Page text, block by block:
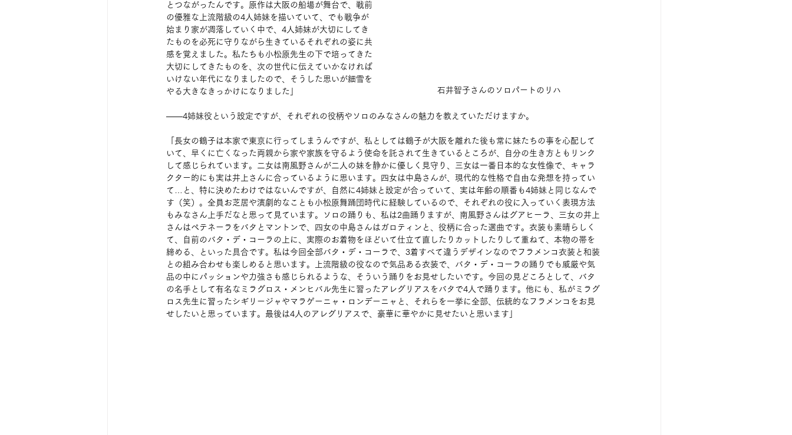
石井智子さんのソロパートのリハ
とつながったんです。原作は大阪の船場が舞台で、戦前
の優雅な上流階級の4人姉妹を描いていて、でも戦争が
始まり家が凋落していく中で、4人姉妹が大切にしてき
たものを必死に守りながら生きているそれぞれの姿に共
感を覚えました。私たちも小松原先生の下で培ってきた
大切にしてきたものを、次の世代に伝えていかなければ
いけない年代になりましたので、そうした思いが細雪を
やる大きなきっかけになりました」
――4姉妹役という設定ですが、それぞれの役柄やソロのみなさんの魅力を教えていただけますか。
「長女の鶴子は本家で東京に行ってしまうんですが、私としては鶴子が大阪を離れた後も常に妹たちの事を心配して
いて、早くに亡くなった両親から家や家族を守るよう使命を託されて生きているところが、自分の生き方ともリンク
して感じられています。二女は南風野さんが二人の妹を静かに優しく見守り、三女は一番日本的な女性像で、キャラ
クター的にも実は井上さんに合っているように思います。四女は中島さんが、現代的な性格で自由な発想を持ってい
て…と、特に決めたわけではないんですが、自然に4姉妹と設定が合っていて、実は年齢の順番も4姉妹と同じなんで
す（笑）。全員お芝居や演劇的なことも小松原舞踊団時代に経験しているので、それぞれの役に入っていく表現方法
もみなさん上手だなと思って見ています。ソロの踊りも、私は2曲踊りますが、南風野さんはグアヒーラ、三女の井上
さんはペテネーラをバタとマントンで、四女の中島さんはガロティンと、役柄に合った選曲です。衣装も素晴らしく
て、自前のバタ・デ・コーラの上に、実際のお着物をほどいて仕立て直したりカットしたりして重ねて、本物の帯を
締める、といった具合です。私は今回全部バタ・デ・コーラで、3着すべて違うデザインなのでフラメンコ衣装と和装
との組み合わせも楽しめると思います。上流階級の役なので気品ある衣装で、バタ・デ・コーラの踊りでも威厳や気
品の中にパッションや力強さも感じられるような、そういう踊りをお見せしたいです。今回の見どころとして、バタ
の名手として有名なミラグロス・メンヒバル先生に習ったアレグリアスをバタで4人で踊ります。他にも、私がミラグ
ロス先生に習ったシギリージャやマラゲーニャ・ロンデーニャと、それらを一挙に全部、伝統的なフラメンコをお見
せしたいと思っています。最後は4人のアレグリアスで、豪華に華やかに見せたいと思います」